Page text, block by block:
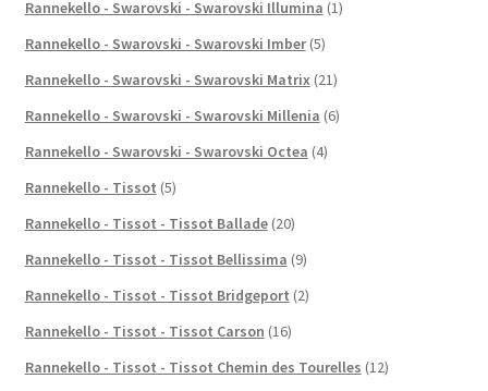
Rannekello - Swarovski - Swarovski Illumina (1)
Rannekello - Swarovski - Swarovski Imber (5)
Rannekello - Swarovski - Swarovski Matrix (21)
Rannekello - Swarovski - Swarovski Millenia (6)
Rannekello - Swarovski - Swarovski Octea (4)
Rannekello - Tissot (5)
Rannekello - Tissot - Tissot Ballade (20)
Rannekello - Tissot - Tissot Bellissima (9)
Rannekello - Tissot - Tissot Bridgeport (2)
Rannekello - Tissot - Tissot Carson (16)
Rannekello - Tissot - Tissot Chemin des Tourelles (12)